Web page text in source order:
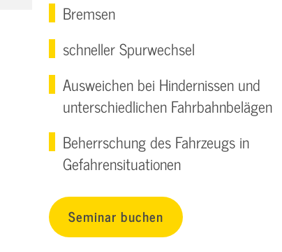
Bremsen
schneller Spurwechsel
Ausweichen bei Hindernissen und
unterschiedlichen Fahrbahnbelägen
Beherrschung des Fahrzeugs in
Gefahrensituationen
Seminar buchen